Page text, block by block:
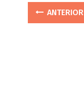
ANTERIOR